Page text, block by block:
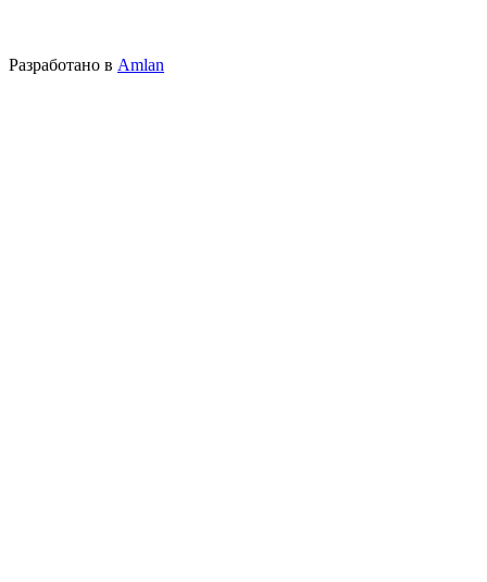
Разработано в Amlan